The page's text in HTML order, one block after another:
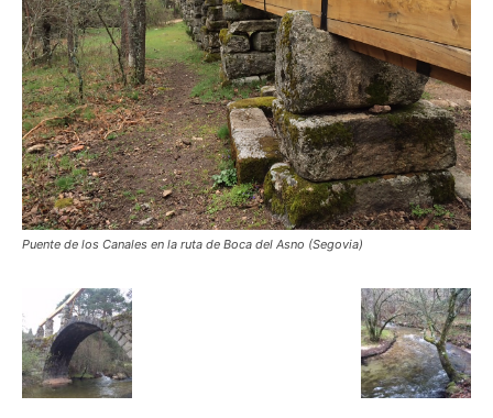
Puente de los Canales en la ruta de Boca del Asno (Segovia)